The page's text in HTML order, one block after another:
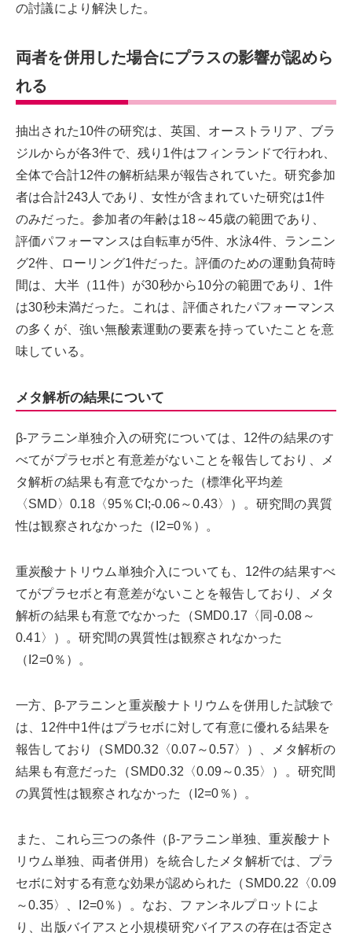
の討議により解決した。
両者を併用した場合にプラスの影響が認めら
れる
抽出された10件の研究は、英国、オーストラリア、ブラ
ジルからが各3件で、残り1件はフィンランドで行われ、
全体で合計12件の解析結果が報告されていた。研究参加
者は合計243人であり、女性が含まれていた研究は1件
のみだった。参加者の年齢は18～45歳の範囲であり、
評価パフォーマンスは自転車が5件、水泳4件、ランニン
グ2件、ローリング1件だった。評価のための運動負荷時
間は、大半（11件）が30秒から10分の範囲であり、1件
は30秒未満だった。これは、評価されたパフォーマンス
の多くが、強い無酸素運動の要素を持っていたことを意
味している。
メタ解析の結果について
β-アラニン単独介入の研究については、12件の結果のす
べてがプラセボと有意差がないことを報告しており、メ
タ解析の結果も有意でなかった（標準化平均差
〈SMD〉0.18〈95％CI;-0.06～0.43〉）。研究間の異質
性は観察されなかった（I2=0％）。
重炭酸ナトリウム単独介入についても、12件の結果すべ
てがプラセボと有意差がないことを報告しており、メタ
解析の結果も有意でなかった（SMD0.17〈同-0.08～
0.41〉）。研究間の異質性は観察されなかった
（I2=0％）。
一方、β-アラニンと重炭酸ナトリウムを併用した試験で
は、12件中1件はプラセボに対して有意に優れる結果を
報告しており（SMD0.32〈0.07～0.57〉）、メタ解析の
結果も有意だった（SMD0.32〈0.09～0.35〉）。研究間
の異質性は観察されなかった（I2=0％）。
また、これら三つの条件（β-アラニン単独、重炭酸ナト
リウム単独、両者併用）を統合したメタ解析では、プラ
セボに対する有意な効果が認められた（SMD0.22〈0.09
～0.35〉、I2=0％）。なお、ファンネルプロットによ
り、出版バイアスと小規模研究バイアスの存在は否定さ